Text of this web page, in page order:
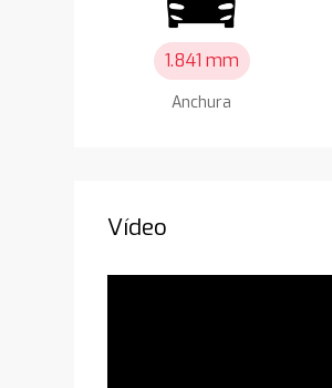
1.841 mm
Anchura
Vídeo